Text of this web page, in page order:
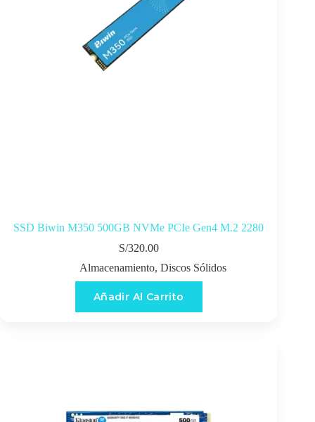
SSD Biwin M350 500GB NVMe PCIe Gen4 M.2 2280
S/320.00
Almacenamiento, Discos Sólidos
Añadir Al Carrito